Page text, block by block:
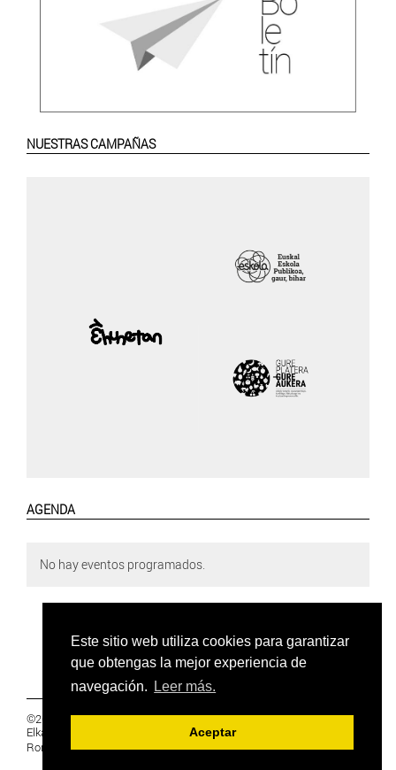
Este sitio web utiliza cookies para garantizar
que obtengas la mejor experiencia de
navegación.
Leer más.
Aceptar
NUESTRAS CAMPAÑAS
AGENDA
No hay eventos programados.
©2019 Euskal Herriko Ikasleen Gurasoen
Elkartea -
Ronda 27, 1 Ezk, 48005 Bilbao, Bizkaia